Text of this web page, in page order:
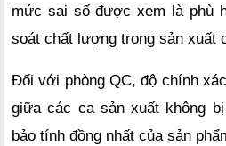
mức sai số được xem là phù
soát chất lượng trong sản xuất
Đối với phòng QC, độ chính
giữa các ca sản xuất không
bảo tính đồng nhất của sản